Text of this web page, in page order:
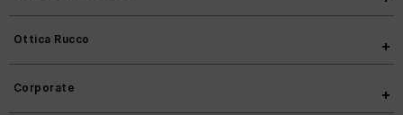
Ottica Rucco
Corporate